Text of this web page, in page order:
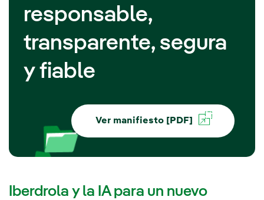
responsable,
transparente, segura
y fiable
Ver manifiesto [PDF]
Iberdrola y la IA para un nuevo